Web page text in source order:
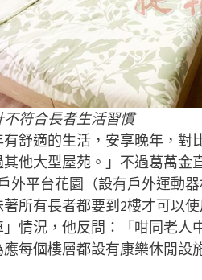
符合長者生活習慣
舒適的生活，安享晚年，
他大型屋苑。」不過葛萬金
外平台花園（設有戶外運動
所有長者都要到2樓才可以
情況，他反問：「咁同老
每個樓層都設有康樂休閒